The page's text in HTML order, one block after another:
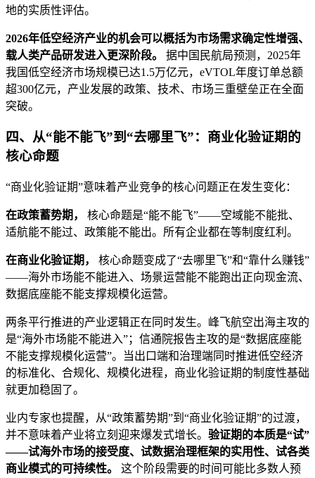
地的实质性评估。
2026年低空经济产业的机会可以概括为市场需求确定性增强、
载人类产品研发进入更深阶段。
据中国民航局预测，2025年
我国低空经济市场规模已达1.5万亿元，eVTOL年度订单总额
超300亿元，产业发展的政策、技术、市场三重壁垒正在全面
突破。
四、从“能不能飞”到“去哪里飞”：商业化验证期的
核心命题
“商业化验证期”意味着产业竞争的核心问题正在发生变化：
在政策蓄势期，
核心命题是“能不能飞”——空域能不能批、
适航能不能过、政策能不能出。所有企业都在等制度红利。
在商业化验证期，
核心命题变成了“去哪里飞”和“靠什么赚钱”
——海外市场能不能进入、场景运营能不能跑出正向现金流、
数据底座能不能支撑规模化运营。
两条平行推进的产业逻辑正在同时发生。峰飞航空出海主攻的
是“海外市场能不能进入”；信通院报告主攻的是“数据底座能
不能支撑规模化运营”。当出口端和治理端同时推进低空经济
的标准化、合规化、规模化进程，商业化验证期的制度性基础
就更加稳固了。
业内专家也提醒，从“政策蓄势期”到“商业化验证期”的过渡，
并不意味着产业将立刻迎来爆发式增长。 验证期的本质是“试”
——试海外市场的接受度、试数据治理框架的实用性、试各类
商业模式的可持续性。
这个阶段需要的时间可能比多数人预